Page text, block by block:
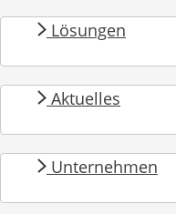
Lösungen
Aktuelles
Unternehmen